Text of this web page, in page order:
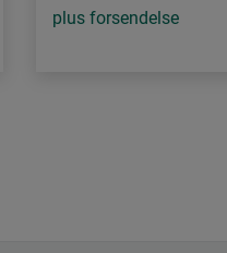
plus forsendelse